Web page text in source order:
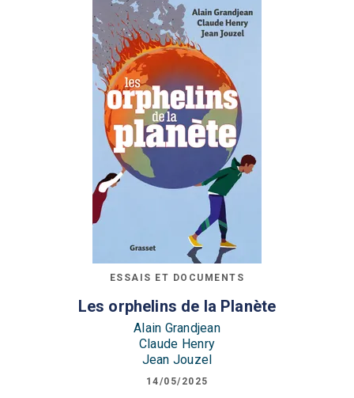
ESSAIS ET DOCUMENTS
Les orphelins de la Planète
Alain Grandjean
Claude Henry
Jean Jouzel
14/05/2025